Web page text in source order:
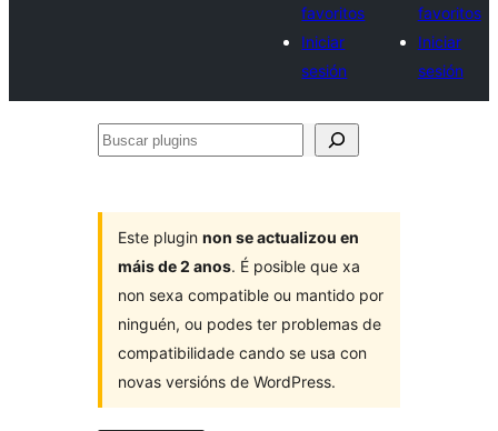
favoritos
Iniciar
sesión
favoritos
Iniciar
sesión
Buscar
Este plugin non se actualizou en
máis de 2 anos. É posible que xa
non sexa compatible ou mantido por
ninguén, ou podes ter problemas de
compatibilidade cando se usa con
novas versións de WordPress.